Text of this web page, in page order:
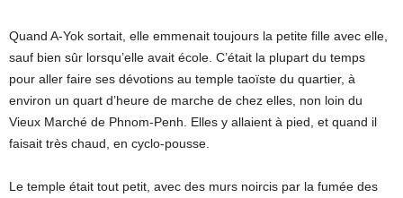
Quand A-Yok sortait, elle emmenait toujours la petite fille avec elle,
sauf bien sûr lorsqu’elle avait école. C’était la plupart du temps
pour aller faire ses dévotions au temple taoïste du quartier, à
environ un quart d’heure de marche de chez elles, non loin du
Vieux Marché de Phnom-Penh. Elles y allaient à pied, et quand il
faisait très chaud, en cyclo-pousse.
Le temple était tout petit, avec des murs noircis par la fumée des